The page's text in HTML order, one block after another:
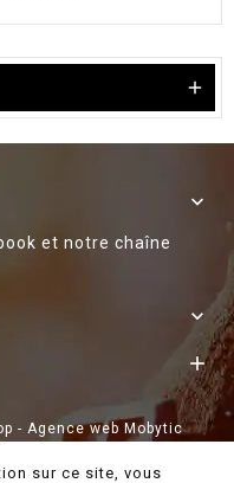


et notre chaîne


- Agence web Mobytic
sur ce site, vous